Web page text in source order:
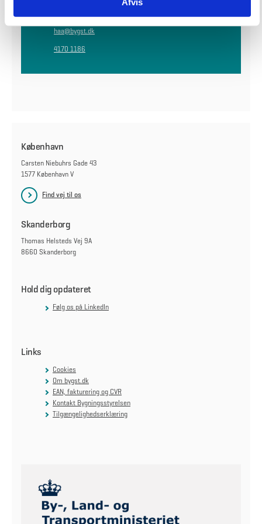
haa@bygst.dk
4170 1186
København
Carsten Niebuhrs Gade 43
1577 København V
Find vej til os
Skanderborg
Thomas Helsteds Vej 9A
8660 Skanderborg
Hold dig opdateret
Følg os på LinkedIn
Links
Cookies
Om bygst.dk
EAN, fakturering og CVR
Kontakt Bygningsstyrelsen
Tilgængelighedserklæring